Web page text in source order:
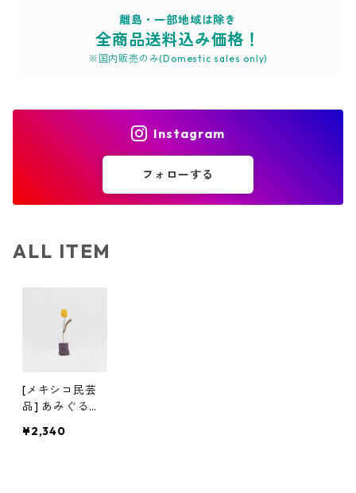
離島・一部地域は除き
全商品送料込み価格！
※国内販売のみ(Domestic sales only)
Instagram
フォローする
ALL ITEM
[メキシコ民芸
品] あみぐるみ-
AMIGURUMI P
¥2,340